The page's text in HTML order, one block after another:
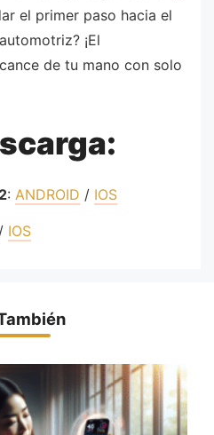
el primer paso hacia el
¡El
de tu mano con solo
: ANDROID / IOS
/ IOS